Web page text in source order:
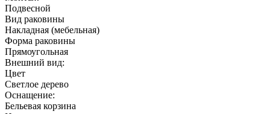
Подвесной
Вид раковины
Накладная (мебельная)
Форма раковины
Прямоугольная
Внешний вид:
Цвет
Светлое дерево
Оснащение:
Бельевая корзина